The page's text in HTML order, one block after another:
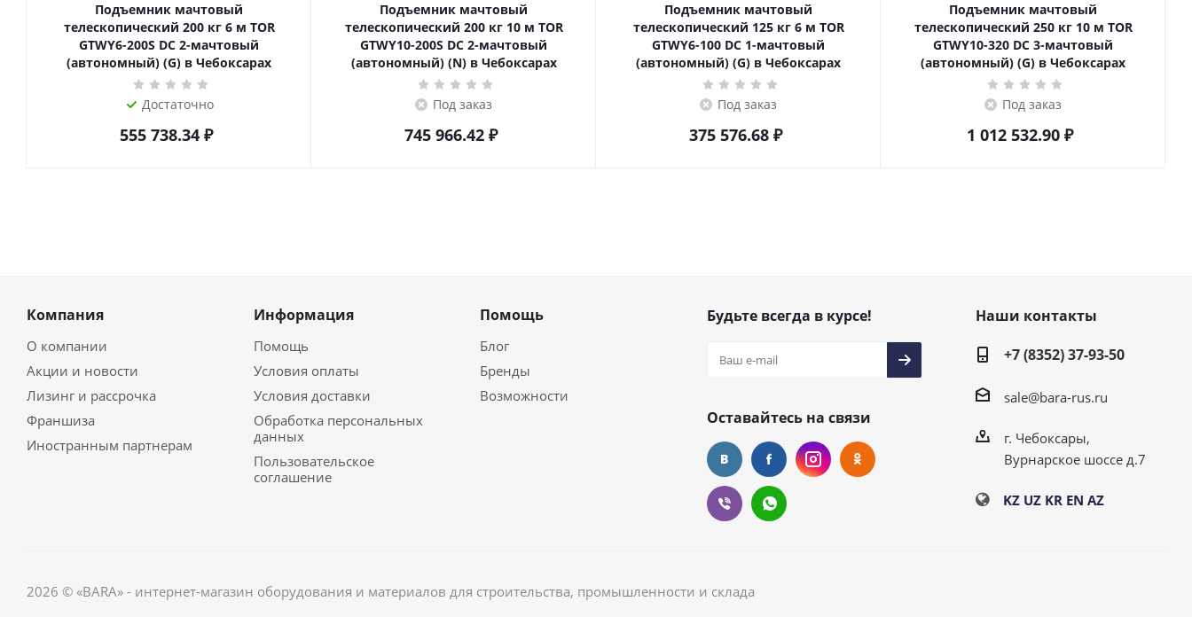
Подъемник мачтовый
телескопический 200 кг 6 м TOR
GTWY6-200S DC 2-мачтовый
(автономный) (G) в Чебоксарах
Достаточно
555 738.34₽
Подъемник мачтовый
телескопический 200 кг 10 м TOR
GTWY10-200S DC 2-мачтовый
(автономный) (N) в Чебоксарах
Под заказ
745 966.42₽
Подъемник мачтовый
телескопический 125 кг 6 м TOR
GTWY6-100 DC 1-мачтовый
(автономный) (G) в Чебоксарах
Под заказ
375 576.68₽
Подъемник мачтовый
телескопический 250 кг 10 м TOR
GTWY10-320 DC 3-мачтовый
(автономный) (G) в Чебоксарах
Под заказ
1 012 532.90 ₽
Компания
О компании
Акции и новости
Лизинг и рассрочка
Франшиза
Иностранным партнерам
Информация
Помощь
Условия оплаты
Условия доставки
Обработка персональных
данных
Пользовательское
соглашение
Помощь
Блог
Бренды
Возможности
Будьте всегда в курсе!
Оставайтесь на связи
Наши контакты
+7 (8352) 37-93-50
sale@bara-rus.ru
г. Чебоксары,
Вурнарское шоссе д.7
KZ UZ KR EN AZ
2026 © «BARA» - интернет-магазин оборудования и материалов для строительства, промышленности и склада